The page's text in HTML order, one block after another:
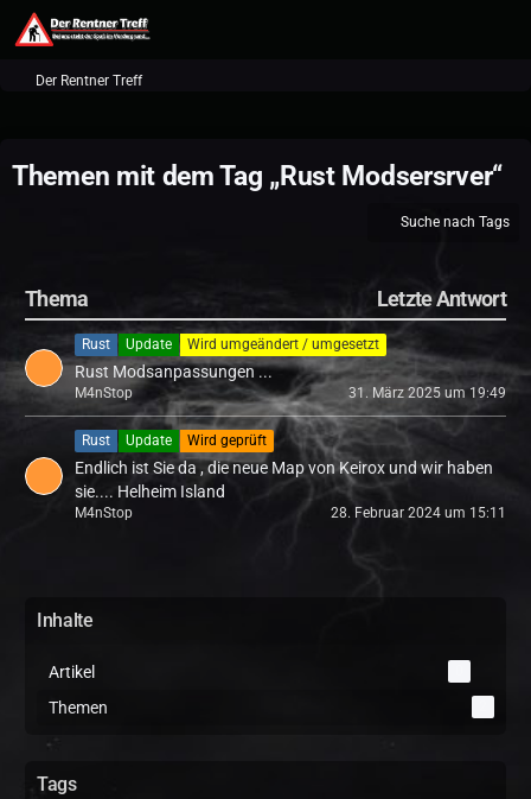
Der Rentner Treff
Themen mit dem Tag „Rust Modsersrver“
Suche nach Tags
Thema Letzte Antwort
Rust Update Wird umgeändert / umgesetzt
Rust Modsanpassungen ...
M4nStop 31. März 2025 um 19:49
Rust Update Wird geprüft
Endlich ist Sie da , die neue Map von Keirox und wir haben
sie.... Helheim Island
M4nStop 28. Februar 2024 um 15:11
Inhalte
Artikel
Themen
Tags